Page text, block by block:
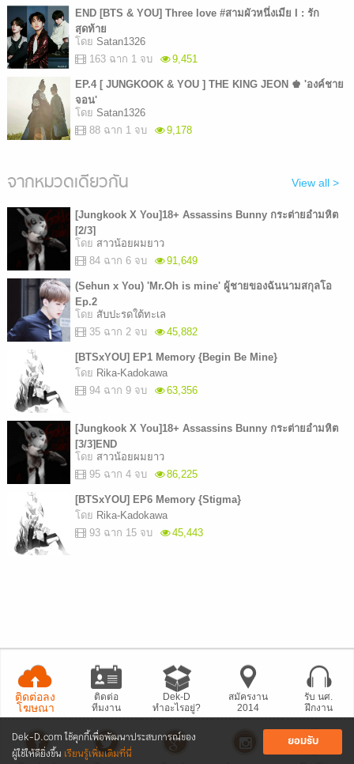
Dek-D.com ใช้คุกกี้เพื่อพัฒนาประสบการณ์ของ
ผู้ใช้ให้ดียิ่งขึ้น เรียนรู้เพิ่มเติมที่นี่
ยอมรับ
END [BTS & YOU] Three love #สามผัวหนึ่งเมีย I : รัก
สุดท้าย
โดย Satan1326
163 ฉาก 1 จบ
9,451
EP.4 [ JUNGKOOK & YOU ] THE KING JEON ♚ 'องค์ชาย
จอน'
โดย Satan1326
88 ฉาก 1 จบ
9,178
จากหมวดเดียวกัน View all >
[Jungkook X You]18+ Assassins Bunny กระต่ายอำมหิต
[2/3]
โดย สาวน้อยผมยาว
84 ฉาก 6 จบ
91,649
(Sehun x You) 'Mr.Oh is mine' ผู้ชายของฉันนามสกุลโอ
Ep.2
โดย สับปะรดใต้ทะเล
35 ฉาก 2 จบ
45,882
[BTSxYOU] EP1 Memory {Begin Be Mine}
โดย Rika-Kadokawa
94 ฉาก 9 จบ
63,356
[Jungkook X You]18+ Assassins Bunny กระต่ายอำมหิต
[3/3]END
โดย สาวน้อยผมยาว
95 ฉาก 4 จบ
86,225
[BTSxYOU] EP6 Memory {Stigma}
โดย Rika-Kadokawa
93 ฉาก 15 จบ
45,443
ติดต่อลง
โฆษณา
ติดต่อ
ทีมงาน
Dek-D
ทำอะไรอยู่?
สมัครงาน
2014
รับ นศ.
ฝึกงาน